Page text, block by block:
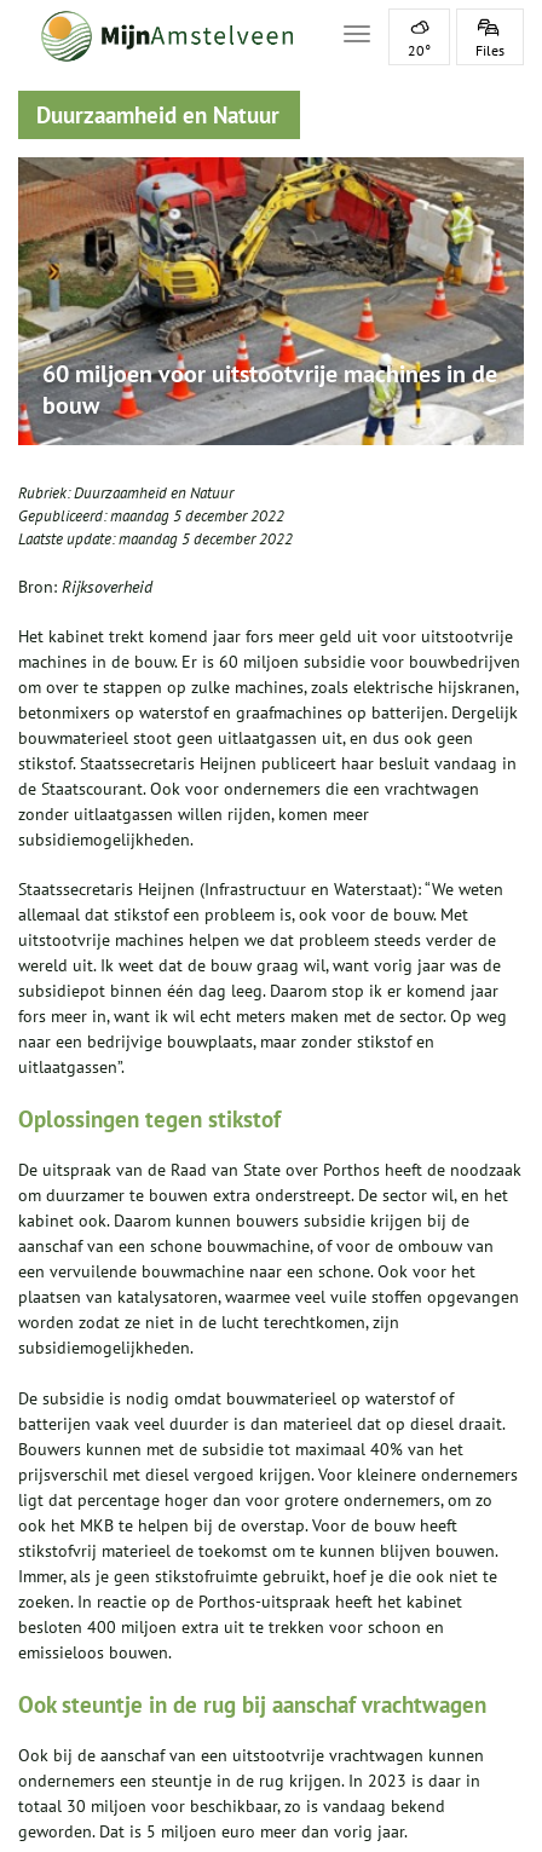
Toggle navigation
20° Files
Duurzaamheid en Natuur
60 miljoen voor uitstootvrije machines in de
bouw
Rubriek:Duurzaamheid en Natuur
Gepubliceerd:maandag 5 december 2022
Laatste update:maandag 5 december 2022
Bron: Rijksoverheid
Het kabinet trekt komend jaar fors meer geld uit voor uitstootvrije
machines in de bouw. Er is 60 miljoen subsidie voor bouwbedrijven
om over te stappen op zulke machines, zoals elektrische hijskranen,
betonmixers op waterstof en graafmachines op batterijen. Dergelijk
bouwmaterieel stoot geen uitlaatgassen uit, en dus ook geen
stikstof. Staatssecretaris Heijnen publiceert haar besluit vandaag in
de Staatscourant. Ook voor ondernemers die een vrachtwagen
zonder uitlaatgassen willen rijden, komen meer
subsidiemogelijkheden.
Staatssecretaris Heijnen (Infrastructuur en Waterstaat): “We weten
allemaal dat stikstof een probleem is, ook voor de bouw. Met
uitstootvrije machines helpen we dat probleem steeds verder de
wereld uit. Ik weet dat de bouw graag wil, want vorig jaar was de
subsidiepot binnen één dag leeg. Daarom stop ik er komend jaar
fors meer in, want ik wil echt meters maken met de sector. Op weg
naar een bedrijvige bouwplaats, maar zonder stikstof en
uitlaatgassen”.
Oplossingen tegen stikstof
De uitspraak van de Raad van State over Porthos heeft de noodzaak
om duurzamer te bouwen extra onderstreept. De sector wil, en het
kabinet ook. Daarom kunnen bouwers subsidie krijgen bij de
aanschaf van een schone bouwmachine, of voor de ombouw van
een vervuilende bouwmachine naar een schone. Ook voor het
plaatsen van katalysatoren, waarmee veel vuile stoffen opgevangen
worden zodat ze niet in de lucht terechtkomen, zijn
subsidiemogelijkheden.
De subsidie is nodig omdat bouwmaterieel op waterstof of
batterijen vaak veel duurder is dan materieel dat op diesel draait.
Bouwers kunnen met de subsidie tot maximaal 40% van het
prijsverschil met diesel vergoed krijgen. Voor kleinere ondernemers
ligt dat percentage hoger dan voor grotere ondernemers, om zo
ook het MKB te helpen bij de overstap. Voor de bouw heeft
stikstofvrij materieel de toekomst om te kunnen blijven bouwen.
Immer, als je geen stikstofruimte gebruikt, hoef je die ook niet te
zoeken. In reactie op de Porthos-uitspraak heeft het kabinet
besloten 400 miljoen extra uit te trekken voor schoon en
emissieloos bouwen.
Ook steuntje in de rug bij aanschaf vrachtwagen
Ook bij de aanschaf van een uitstootvrije vrachtwagen kunnen
ondernemers een steuntje in de rug krijgen. In 2023 is daar in
totaal 30 miljoen voor beschikbaar, zo is vandaag bekend
geworden. Dat is 5 miljoen euro meer dan vorig jaar.